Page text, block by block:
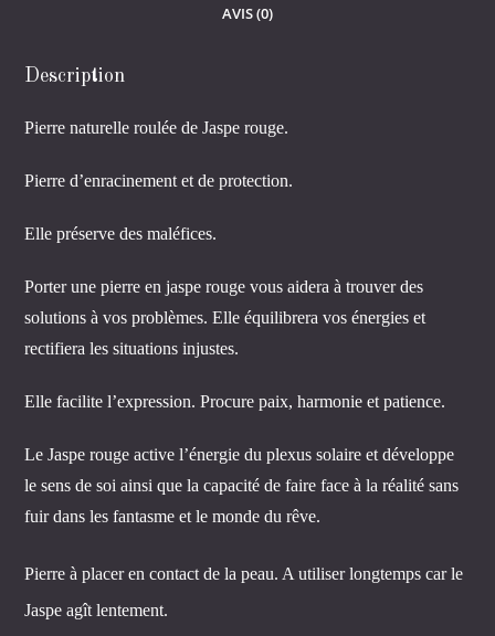
AVIS (0)
Description
Pierre naturelle roulée de Jaspe rouge.
Pierre d’enracinement et de protection.
Elle préserve des maléfices.
Porter une pierre en jaspe rouge vous aidera à trouver des
solutions à vos problèmes. Elle équilibrera vos énergies et
rectifiera les situations injustes.
Elle facilite l’expression. Procure paix, harmonie et patience.
Le Jaspe rouge active l’énergie du plexus solaire et développe
le sens de soi ainsi que la capacité de faire face à la réalité sans
fuir dans les fantasme et le monde du rêve.
Pierre à placer en contact de la peau. A utiliser longtemps car le
Jaspe agît lentement.